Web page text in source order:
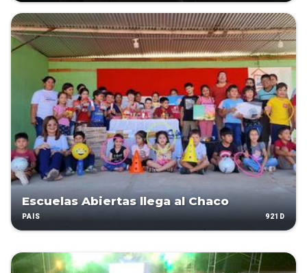
Escuelas Abiertas llega al Chaco
PAÍS 921D